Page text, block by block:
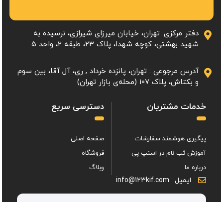
دفتر مرکزی: تهران، خیابان میرزای شیرازی، نرسیده به
شهید بهشتی، کوچه شهدا، پلاک ۲۳، طبقه 2، واحد ۵
آدرس مرجوعی : تهران، پانزده خرداد , ری، آل آقا، بین سوم
و بکتاش، پلاک 107 (محله‌ی بازار تهران)
خدمات مشتریان
پیگیری هوشمند سفارشات
آموزش ثب نام در اسنپ پی
درباره ما
دسترسی سریع
صفحه اصلی
فروشگاه
وبلاگ
ایمیل : info@123kif.com